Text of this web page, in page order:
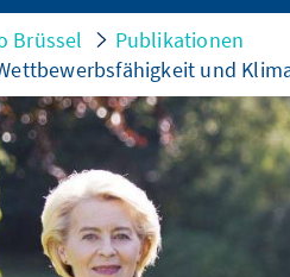
Brüssel
Publikationen
und